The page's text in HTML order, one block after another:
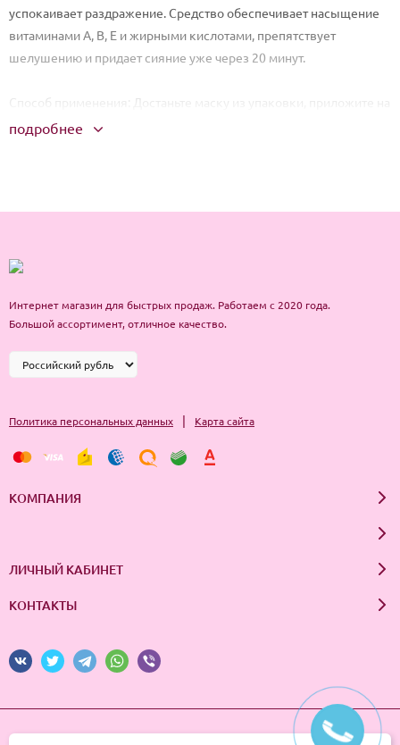
успокаивает раздражение. Средство обеспечивает насыщение
витаминами А, В, Е и жирными кислотами, препятствует
шелушению и придает сияние уже через 20 минут.
Способ применения: Достаньте маску из упаковки, приложите на
чистое лицо, расправьте. Оставьте на 15-20 минут, затем удалите.
подробнее
Интернет магазин для быстрых продаж. Работаем с 2020 года.
Большой ассортимент, отличное качество.
Политика персональных данных | Карта сайта
КОМПАНИЯ
ЛИЧНЫЙ КАБИНЕТ
КОНТАКТЫ